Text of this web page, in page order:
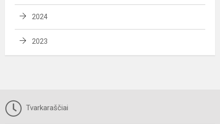
2024
2023
Tvarkaraščiai